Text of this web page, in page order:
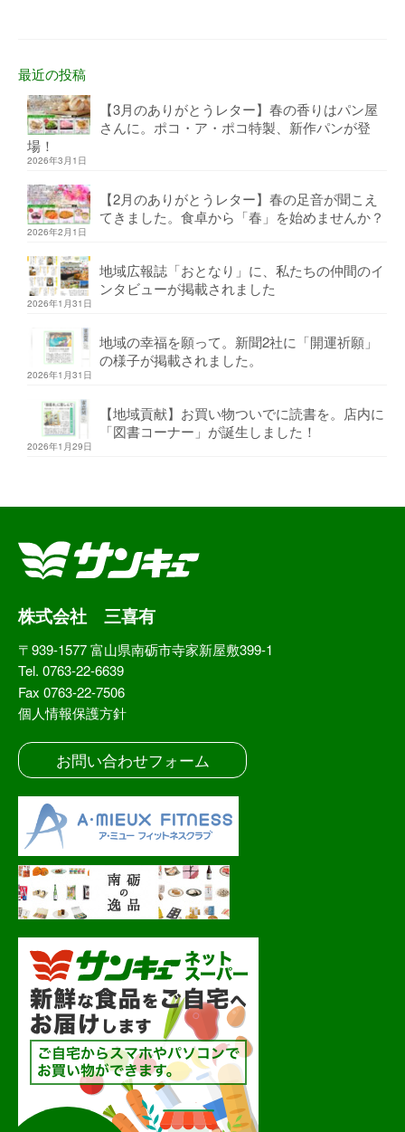
最近の投稿
【3月のありがとうレター】春の香りはパン屋
さんに。ポコ・ア・ポコ特製、新作パンが登
場！
2026年3月1日
【2月のありがとうレター】春の足音が聞こえ
てきました。食卓から「春」を始めませんか？
2026年2月1日
地域広報誌「おとなり」に、私たちの仲間のイ
ンタビューが掲載されました
2026年1月31日
地域の幸福を願って。新聞2社に「開運祈願」
の様子が掲載されました。
2026年1月31日
【地域貢献】お買い物ついでに読書を。店内に
「図書コーナー」が誕生しました！
2026年1月29日
株式会社 三喜有
〒939-1577 富山県南砺市寺家新屋敷399-1
Tel. 0763-22-6639
Fax 0763-22-7506
個人情報保護方針
お問い合わせフォーム